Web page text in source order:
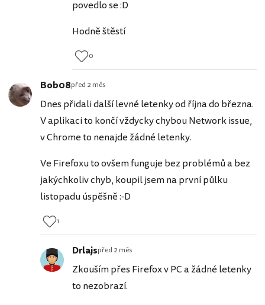
povedlo se :D
Hodně štěstí
0
Bob08před 2 měs
Dnes přidali další levné letenky od října do března.
V aplikaci to končí vždycky chybou Network issue,
v Chrome to nenajde žádné letenky.
Ve Firefoxu to ovšem funguje bez problémů a bez
jakýchkoliv chyb, koupil jsem na první půlku
listopadu úspěšně :-D
1
Drlajspřed 2 měs
Zkouším přes Firefox v PC a žádné letenky
to nezobrazí.